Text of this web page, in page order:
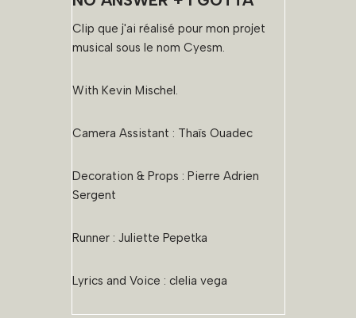
i
d
é
Clip que j'ai réalisé pour mon projet
musical sous le nom Cyesm.
With Kevin Mischel.
Camera Assistant : Thaïs Ouadec
Decoration & Props : Pierre Adrien
Sergent
Runner : Juliette Pepetka
Lyrics and Voice : clelia vega